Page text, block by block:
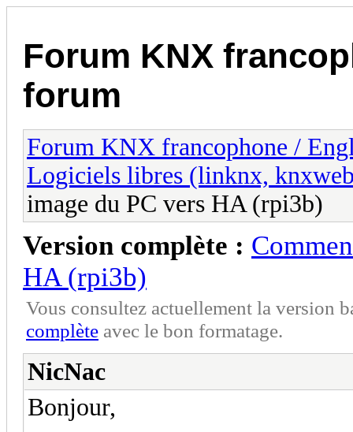
Forum KNX
forum
Forum KNX francophone /
Logiciels libres (linknx,
image du PC vers HA (rpi3b)
Version complète :
HA (rpi3b)
Vous consultez actuellement la version
complète avec le bon formatage.
NicNac
Bonjour,